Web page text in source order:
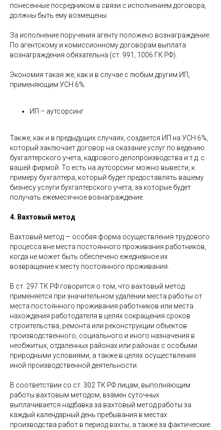
понесенные посредником в связи с исполнением договора,
должны быть ему возмещены.
За исполнение поручения агенту положено вознаграждение.
По агентскому и комиссионному договорам выплата
вознаграждения обязательна (ст. 991, 1006 ГК РФ).
Экономия такая же, как и в случае с любым другим ИП,
применяющим УСН 6%.
ИП – аутсорсинг
Также, как и в предыдущих случаях, создается ИП на УСН 6%,
который заключает договор на оказание услуг по ведению
бухгалтерского учета, кадрового делопроизводства и т.д. с
вашей фирмой. То есть на аутсорсинг можно вывести, к
примеру бухгалтера, который будет предоставлять вашему
бизнесу услуги бухгалтерского учета, за которые будет
получать ежемесячное вознаграждение.
4. Вахтовый метод
Вахтовый метод — особая форма осуществления трудового
процесса вне места постоянного проживания работников,
когда не может быть обеспечено ежедневное их
возвращение к месту постоянного проживания.
В ст. 297 ТК РФ говорится о том, что вахтовый метод
применяется при значительном удалении места работы от
места постоянного проживания работников или места
нахождения работодателя в целях сокращения сроков
строительства, ремонта или реконструкции объектов
производственного, социального и иного назначения в
необжитых, отдаленных районах или районах с особыми
природными условиями, а также в целях осуществления
иной производственной деятельности.
В соответствии со ст. 302 ТК РФ лицам, выполняющим
работы вахтовым методом, взамен суточных
выплачивается надбавка за вахтовый метод работы за
каждый календарный день пребывания в местах
производства работ в период вахты, а также за фактические